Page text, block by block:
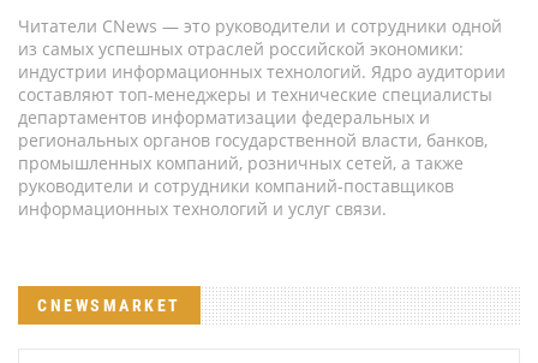
Читатели CNews — это руководители и сотрудники одной
из самых успешных отраслей российской экономики:
индустрии информационных технологий. Ядро аудитории
составляют топ-менеджеры и технические специалисты
департаментов информатизации федеральных и
региональных органов государственной власти, банков,
промышленных компаний, розничных сетей, а также
руководители и сотрудники компаний-поставщиков
информационных технологий и услуг связи.
CNEWSMARKET